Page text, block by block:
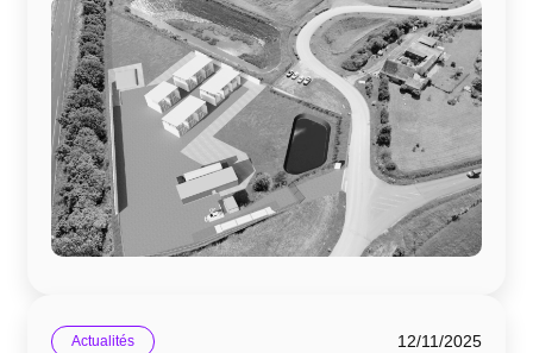
Actualités 12/11/2025